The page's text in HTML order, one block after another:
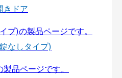
きドア
なしタイプ)